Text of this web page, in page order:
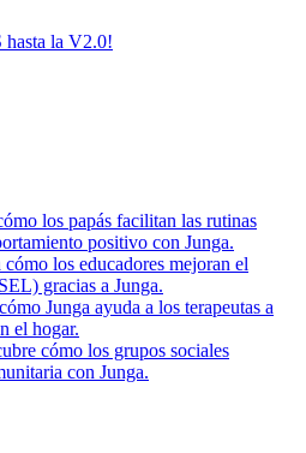
hasta la V2.0!
los papás facilitan las rutinas
positivo con Junga.
cómo los educadores mejoran el
gracias a Junga.
Junga ayuda a los terapeutas a
el hogar.
cómo los grupos sociales
con Junga.